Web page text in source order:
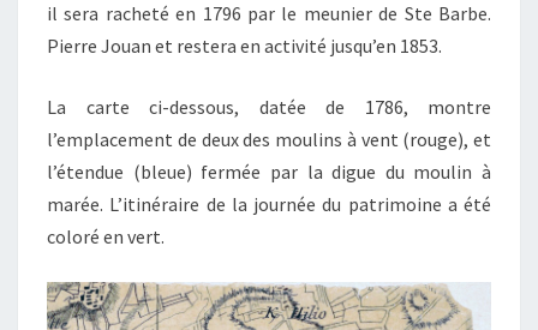
il sera racheté en 1796 par le meunier de Ste Barbe.
Pierre Jouan et restera en activité jusqu’en 1853.
La carte ci-dessous, datée de 1786, montre
l’emplacement de deux des moulins à vent (rouge), et
l’étendue (bleue) fermée par la digue du moulin à
marée. L’itinéraire de la journée du patrimoine a été
coloré en vert.